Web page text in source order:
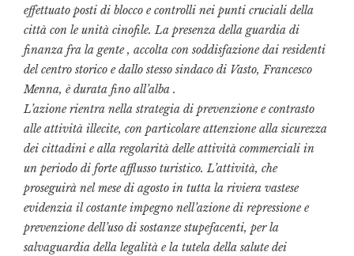
effettuato posti di blocco e controlli nei punti cruciali della
città con le unità cinofile. La presenza della guardia di
finanza fra la gente , accolta con soddisfazione dai residenti
del centro storico e dallo stesso sindaco di Vasto, Francesco
Menna, è durata fino all’alba .
L’azione rientra nella strategia di prevenzione e contrasto
alle attività illecite, con particolare attenzione alla sicurezza
dei cittadini e alla regolarità delle attività commerciali in
un periodo di forte afflusso turistico. L’attività, che
proseguirà nel mese di agosto in tutta la riviera vastese
evidenzia il costante impegno nell’azione di repressione e
prevenzione dell’uso di sostanze stupefacenti, per la
salvaguardia della legalità e la tutela della salute dei